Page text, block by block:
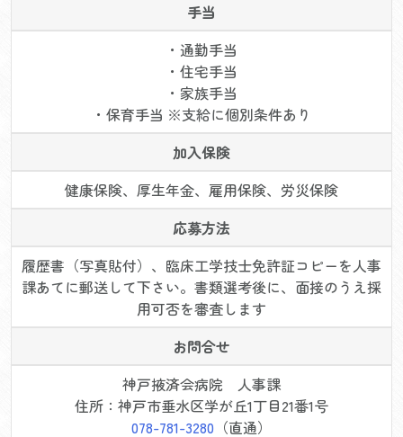
手当
・通勤手当
・住宅手当
・家族手当
・保育手当 ※支給に個別条件あり
加入保険
健康保険、厚生年金、雇用保険、労災保険
応募方法
履歴書（写真貼付）、臨床工学技士免許証コピーを人事
課あてに郵送して下さい。書類選考後に、面接のうえ採
用可否を審査します
お問合せ
神戸掖済会病院 人事課
住所：神戸市垂水区学が丘1丁目21番1号
078-781-3280 （直通）